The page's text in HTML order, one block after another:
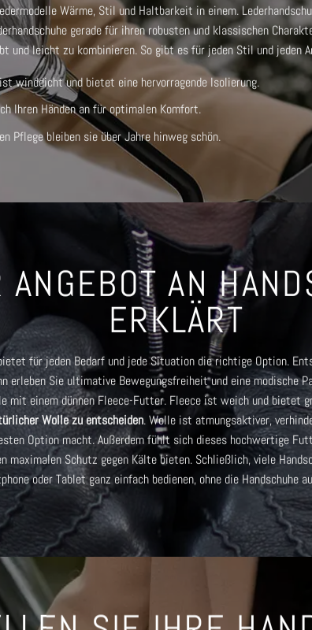
Wärme, Stil und Haltbarkeit in einem.
gerade für ihren robusten und klassischen
und leicht zu kombinieren. So gibt es für jeden Stil und jeden
winddicht und bietet eine hervorragende Isolierung.
Ihren Händen an für optimalen Komfort.
Pflege bleiben sie über Jahre hinweg schön.
ANGEBOT AN
ERKLÄRT
für jeden Bedarf und jede Situation die richtige Option.
erleben Sie ultimative Bewegungsfreiheit und eine modische
mit einem dünnen Fleece-Futter. Fleece ist weich und bietet
Wolle zu entscheiden. Wolle ist atmungsaktiver,
Option macht. Außerdem fühlt sich dieses hochwertige
maximalen Schutz gegen Kälte bieten. Schließlich, viele
oder Tablet ganz einfach bedienen, ohne die Handschuhe